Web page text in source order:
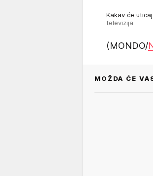
Kakav će
televizija
(MONDO/
MOŽDA ĆE